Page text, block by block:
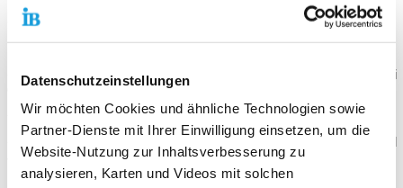
Datenschutzeinstellungen
Wir möchten Cookies und ähnliche Technologien sowie
Partner-Dienste mit Ihrer Einwilligung einsetzen, um die
Website-Nutzung zur Inhaltsverbesserung zu
analysieren, Karten und Videos mit solchen
-hauswirtschaftliche Tätigkeiten
(z.B. Küchenorganisation,
Einkäufe etc.)
-organisatorische Aufgaben
(z.B. Botengänge, Unterstützung bei
der Vorbereitung der Jugendtreffs, Aufräumarbeiten)
-Arbeit am PC (z.B. Erstellen von Flyern, Social Media Post)
-Fahrdienste (z.B. Einkäufe o.ä., Fahrservice der Kinder und
Jugendlichen bei verschiedenen Angeboten)